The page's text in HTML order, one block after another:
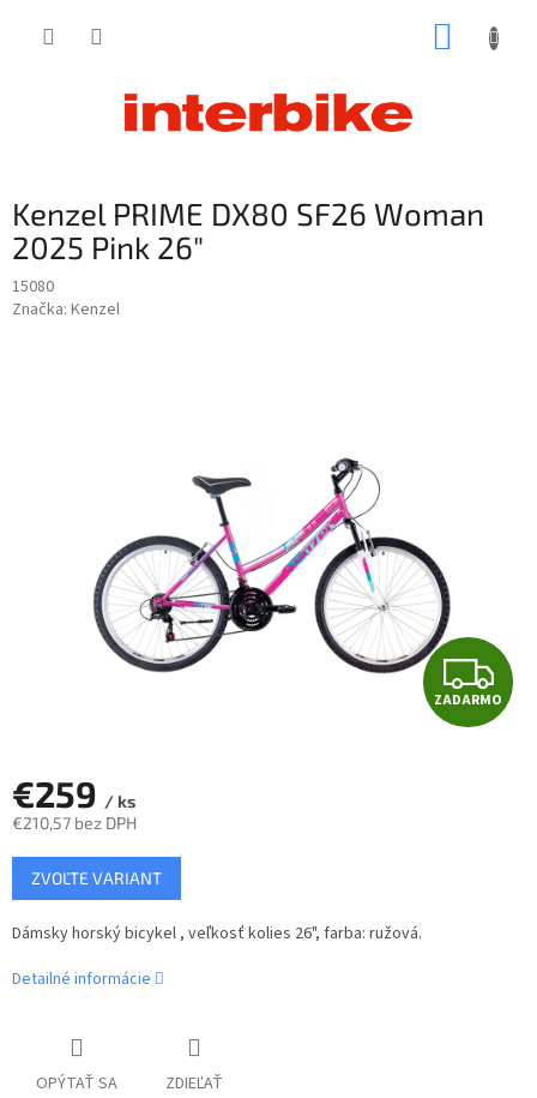
Kenzel PRIME DX80 SF26 Woman
2025 Pink 26"
15080
Značka: Kenzel
Z
A
ZADARMO
€259 / ks
€210,57 bez DPH
Jednotková
cena:
ZVOĽTE VARIANT
Dámsky horský bicykel , veľkosť kolies 26", farba: ružová.
Detailné informácie
OPÝTAŤ SA ZDIEĽAŤ